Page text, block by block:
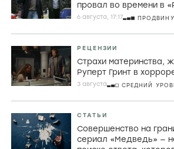
провал во времени в
6 августа, 17:17
РЕЦЕНЗИИ
Страхи материнства,
Руперт Гринт в
3 августа СРЕДНИЙ
СТАТЬИ
Совершенство на
сериал «Медведь» —